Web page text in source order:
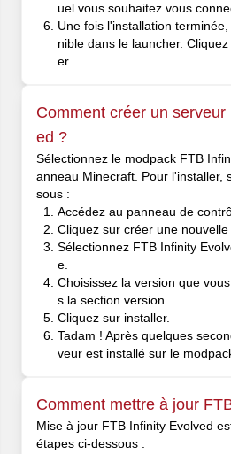
uel vous souhaitez vous
Une fois l'installation
nible dans le launcher.
er.
Comment créer un
ed ?
Sélectionnez le modpack FTB
anneau Minecraft. Pour l'installer,
sous :
Accédez au panneau de
Cliquez sur créer une nouvelle
Sélectionnez FTB Infinity
e.
Choisissez la version que
s la section version
Cliquez sur installer.
Tadam ! Après quelques
veur est installé sur le
Comment mettre à jour
Mise à jour FTB Infinity Evolved
étapes ci-dessous :